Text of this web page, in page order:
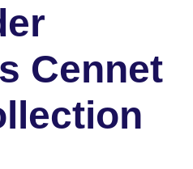
Cennet